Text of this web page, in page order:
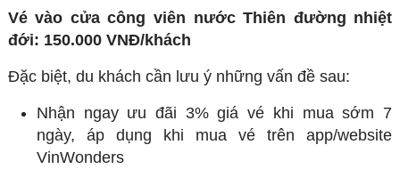
Vé vào cửa công viên nước Thiên đường nhiệt
đới: 150.000 VNĐ/khách
Đặc biệt, du khách cần lưu ý những vấn đề sau:
Nhận ngay ưu đãi 3% giá vé khi mua sớm 7
ngày, áp dụng khi mua vé trên app/website
VinWonders